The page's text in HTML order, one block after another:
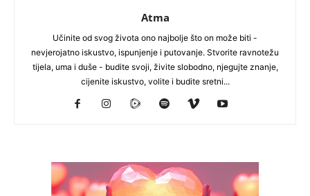
Atma
Učinite od svog života ono najbolje što on može biti -
nevjerojatno iskustvo, ispunjenje i putovanje. Stvorite ravnotežu
tijela, uma i duše - budite svoji, živite slobodno, njegujte znanje,
cijenite iskustvo, volite i budite sretni...